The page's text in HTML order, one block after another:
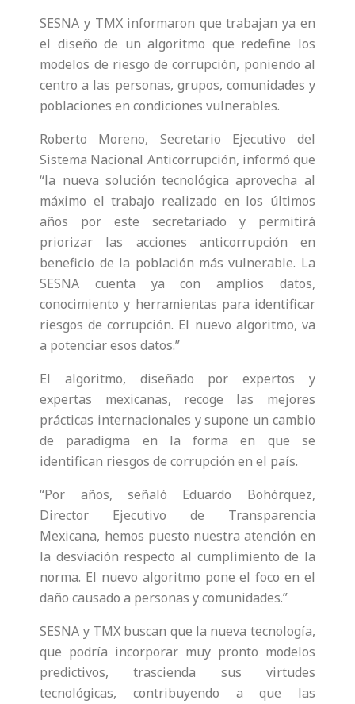
SESNA y TMX informaron que trabajan ya en
el diseño de un algoritmo que redefine los
modelos de riesgo de corrupción, poniendo al
centro a las personas, grupos, comunidades y
poblaciones en condiciones vulnerables.
Roberto Moreno, Secretario Ejecutivo del
Sistema Nacional Anticorrupción, informó que
“la nueva solución tecnológica aprovecha al
máximo el trabajo realizado en los últimos
años por este secretariado y permitirá
priorizar las acciones anticorrupción en
beneficio de la población más vulnerable. La
SESNA cuenta ya con amplios datos,
conocimiento y herramientas para identificar
riesgos de corrupción. El nuevo algoritmo, va
a potenciar esos datos.”
El algoritmo, diseñado por expertos y
expertas mexicanas, recoge las mejores
prácticas internacionales y supone un cambio
de paradigma en la forma en que se
identifican riesgos de corrupción en el país.
“Por años, señaló Eduardo Bohórquez,
Director Ejecutivo de Transparencia
Mexicana, hemos puesto nuestra atención en
la desviación respecto al cumplimiento de la
norma. El nuevo algoritmo pone el foco en el
daño causado a personas y comunidades.”
SESNA y TMX buscan que la nueva tecnología,
que podría incorporar muy pronto modelos
predictivos, trascienda sus virtudes
tecnológicas, contribuyendo a que las